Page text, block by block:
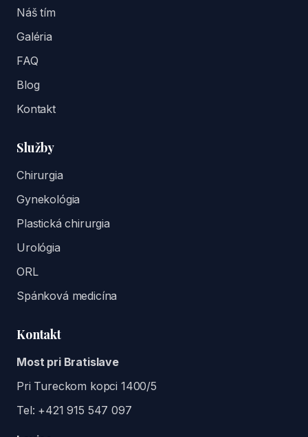
Náš tím
Galéria
FAQ
Blog
Kontakt
Služby
Chirurgia
Gynekológia
Plastická chirurgia
Urológia
ORL
Spánková medicína
Kontakt
Most pri Bratislave
Pri Tureckom kopci 1400/5
Tel: +421 915 547 097